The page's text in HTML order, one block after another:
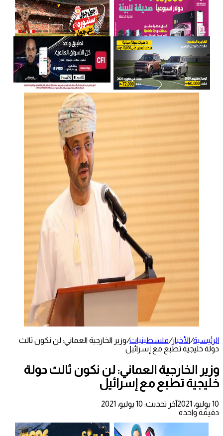
الرئيسية/الأخبار/فلسطينيات/وزير الخارجية العماني: لن نكون ثالث
دولة خليجية تطبع مع إسرائيل
وزير الخارجية العماني: لن نكون ثالث دولة
خليجية تطبع مع إسرائيل
10 يوليو، 2021
آخر تحديث: 10 يوليو، 2021
دقيقة واحدة